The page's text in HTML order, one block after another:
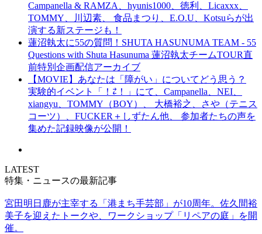
Campanella & RAMZA、hyunis1000、徳利、Licaxxx、
TOMMY、川辺素、 食品まつり、E.O.U、Kotsuらが出
演する新ステージも！
蓮沼執太に55の質問！SHUTA HASUNUMA TEAM - 55
Questions with Shuta Hasunuma 蓮沼執太チームTOUR直
前特別企画配信アーカイブ
【MOVIE】あなたは「障がい」についてどう思う？
実験的イベント「！⇄！」にて、Campanella、NEI、
xiangyu、TOMMY（BOY）、 大橋裕之、さや（テニス
コーツ）、FUCKER＋しずたん他、 参加者たちの声を
集めた記録映像が公開！
LATEST
特集・ニュースの最新記事
宮田明日鹿が主宰する「港まち手芸部」が10周年。佐久間裕
美子を迎えたトークや、ワークショップ「リペアの庭」を開
催。